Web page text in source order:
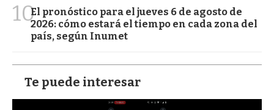
10El pronóstico para el jueves 6 de agosto de
2026: cómo estará el tiempo en cada zona del
país, según Inumet
Te puede interesar